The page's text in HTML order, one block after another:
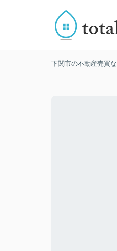
下関市の不動産売買